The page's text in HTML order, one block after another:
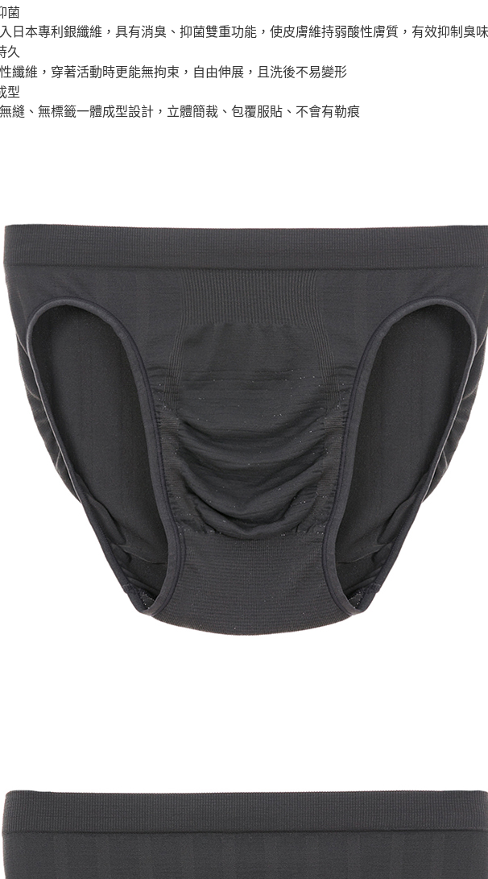
菌
日本專利銀纖維，具有消臭、抑菌雙重功能，使皮膚維持弱酸性膚質，有效抑制臭
久
纖維，穿著活動時更能無拘束，自由伸展，且洗後不易變形
型
縫、無標籤一體成型設計，立體簡裁、包覆服貼、不會有勒痕